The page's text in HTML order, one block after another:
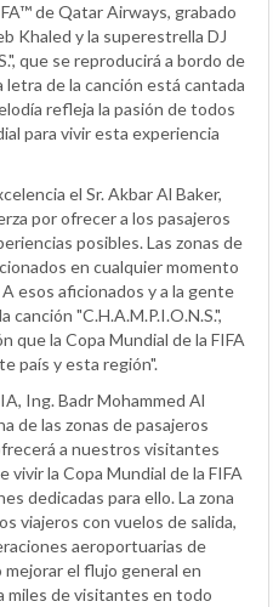
de Qatar Airways, grabado
Khaled y la superestrella DJ
que se reproducirá a bordo de
letra de la canción está cantada
refleja la pasión de todos
para vivir esta experiencia
el Sr. Akbar Al Baker,
por ofrecer a los pasajeros
posibles. Las zonas de
en cualquier momento
esos aficionados y a la gente
"C.H.A.M.P.I.O.N.S.",
que la Copa Mundial de la FIFA
país y esta región".
Ing. Badr Mohammed Al
de las zonas de pasajeros
a nuestros visitantes
la Copa Mundial de la FIFA
dedicadas para ello. La zona
viajeros con vuelos de salida,
aeroportuarias de
el flujo general en
miles de visitantes en todo